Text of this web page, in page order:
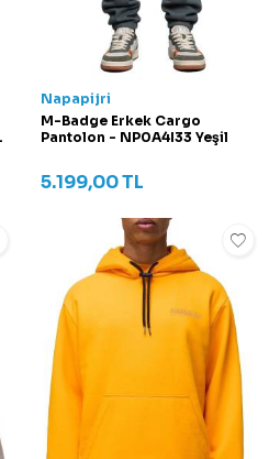
Napapijri
M-Badge Erkek Cargo
Pantolon - NP0A4I33 Yeşil
5.199,00TL